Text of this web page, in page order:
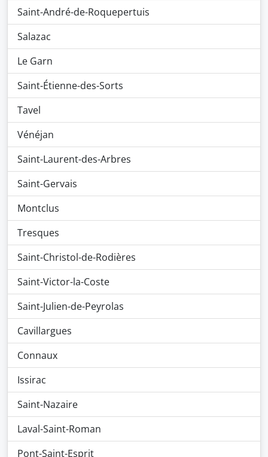
Saint-André-de-Roquepertuis
Salazac
Le Garn
Saint-Étienne-des-Sorts
Tavel
Vénéjan
Saint-Laurent-des-Arbres
Saint-Gervais
Montclus
Tresques
Saint-Christol-de-Rodières
Saint-Victor-la-Coste
Saint-Julien-de-Peyrolas
Cavillargues
Connaux
Issirac
Saint-Nazaire
Laval-Saint-Roman
Pont-Saint-Esprit